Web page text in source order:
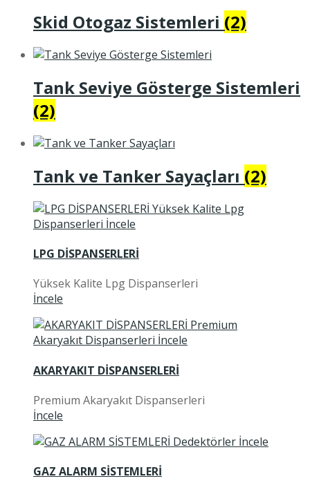
Skid Otogaz Sistemleri (2)
Tank Seviye Gösterge Sistemleri
(2)
Tank ve Tanker Sayaçları (2)
LPG DİSPANSERLERİ
Yüksek Kalite Lpg Dispanserleri
İncele
AKARYAKIT DİSPANSERLERİ
Premium Akaryakıt Dispanserleri
İncele
GAZ ALARM SİSTEMLERİ